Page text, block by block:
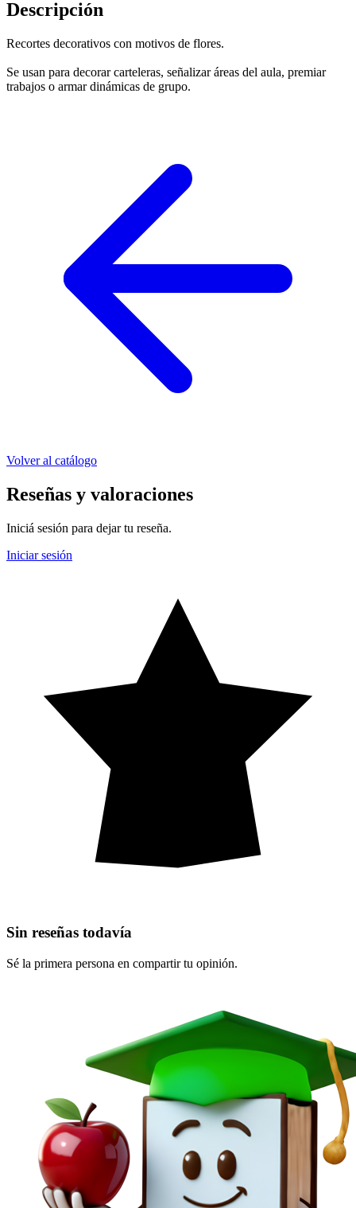
Descripción
Recortes decorativos con motivos de flores.
Se usan para decorar carteleras, señalizar áreas del aula, premiar
trabajos o armar dinámicas de grupo.
Volver al catálogo
Reseñas y valoraciones
Iniciá sesión para dejar tu reseña.
Iniciar sesión
Sin reseñas todavía
Sé la primera persona en compartir tu opinión.